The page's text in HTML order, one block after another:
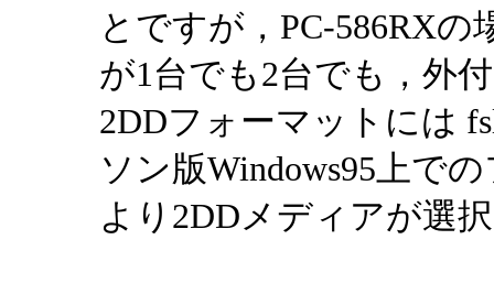
とですが，PC-586RX
が1台でも2台でも，外
2DDフォーマットには
ソン版Windows95上で
より2DDメディアが選